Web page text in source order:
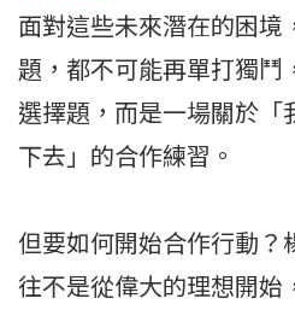
面對這些未來潛在的困境
題，都不可能再單打獨鬥
選擇題，而是一場關於「
下去」的合作練習。
但要如何開始合作行動？
往不是從偉大的理想開始